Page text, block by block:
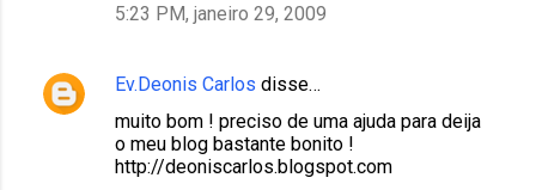
5:23 PM, janeiro 29, 2009
Ev.Deonis Carlos disse…
muito bom ! preciso de uma ajuda para deija
o meu blog bastante bonito !
http://deoniscarlos.blogspot.com